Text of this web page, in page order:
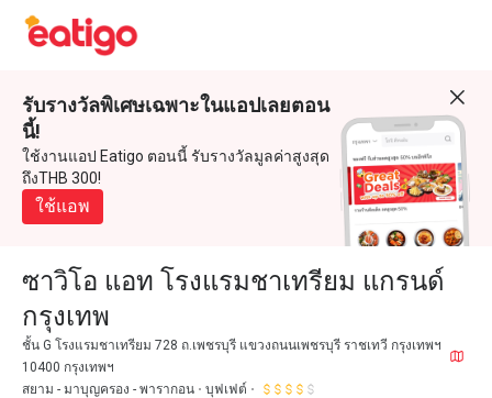
รับรางวัลพิเศษเฉพาะในแอปเลยตอน
นี้!
ใช้งานแอป Eatigo ตอนนี้ รับรางวัลมูลค่าสูงสุด
ถึงTHB 300!
ใช้แอพ
ซาวิโอ แอท โรงแรมชาเทรียม แกรนด์
กรุงเทพ
ชั้น G โรงแรมชาเทรียม 728 ถ.เพชรบุรี แขวงถนนเพชรบุรี ราชเทวี กรุงเทพฯ
10400 กรุงเทพฯ
สยาม - มาบุญครอง - พารากอน
บุฟเฟต์